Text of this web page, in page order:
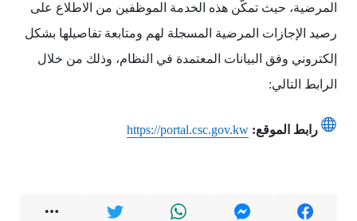
المرضية، حيث تمكّن هذه الخدمة الموظفين من الاطلاع على
رصيد الإجازات المرضية المسجلة لهم ومتابعة تفاصيلها بشكل
إلكتروني وفق البيانات المعتمدة في النظام، وذلك من خلال
الرابط التالي:
رابط الموقع: https://portal.csc.gov.kw